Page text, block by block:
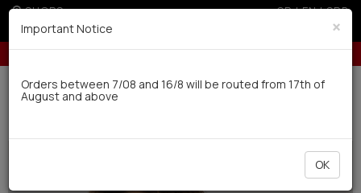
SHOPS GR|EN|SRB
with credit cards for orders over 50€ Up to 6 interest-free
Delivery in 7-9 working days via UPS
×
Important Notice
Orders between 7/08 and 16/8 will be routed from 17th of
August and above
OK